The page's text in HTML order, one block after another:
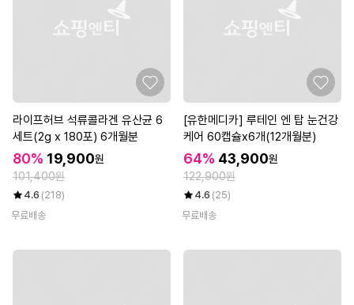
라이프허브 석류콜라겐 유산균 6
세트(2g x 180포) 6개월분
80% 19,900원
101,400원
4.6 (218)
무료배송
[유한메디카] 루테인 엔 탑 눈건강
케어 60캡슐x6개(12개월분)
64% 43,900원
122,900원
4.6 (25)
무료배송